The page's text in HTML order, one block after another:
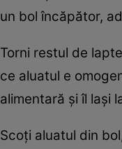
un bol încăpător,
Torni restul de
ce aluatul e
alimentară și îl lași
Scoți aluatul din